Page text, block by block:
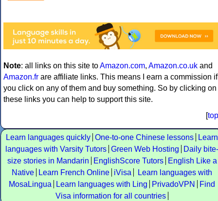
Note: all links on this site toAmazon.com, Amazon.co.uk and
Amazon.fr are affiliate links. This means I earn a commission if
you click on any of them and buy something. So by clicking on
these links you can help to support this site.
[top
Learn languages quickly One-to-one Chinese lessons
Learn
languages with Varsity Tutors Green Web Hosting
Daily bite-
size stories in Mandarin
EnglishScore Tutors
English Like a
Native
Learn French Online iVisa
Learn languages with
MosaLingua
Learn languages with Ling PrivadoVPN
Find
Visa information for all countries